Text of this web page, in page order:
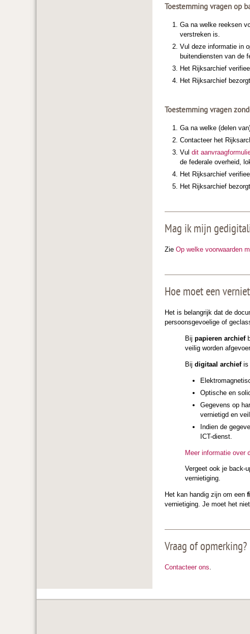
Toestemming vragen op
Ga na welke reeksen
verstreken is.
Vul deze informatie in
buitendiensten van de
Het Rijksarchief
Het Rijksarchief
Toestemming vragen
Ga na welke (delen
Contacteer het
Vul dit
de federale overheid,
Het Rijksarchief
Het Rijksarchief
Mag ik mijn
Zie Op welke voorwaarden
Hoe moet een
Het is belangrijk dat de
persoonsgevoelige of
Bij papieren archief
veilig worden
Bij digitaal archiefis
Optische en
Gegevens op
vernietigd en
Indien de
ICT-dienst.
Meer informatie over
Vergeet ook je back-
vernietiging.
Het kan handig zijn om een
vernietiging. Je moet het
Vraag of opmerking?
Contacteer ons.